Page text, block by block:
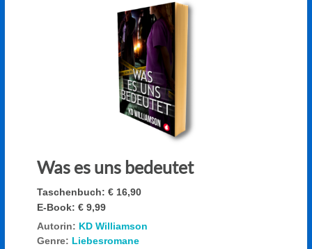
Was es uns bedeutet
Taschenbuch: € 16,90
E-Book: € 9,99
Autorin: KD Williamson
Genre: Liebesromane